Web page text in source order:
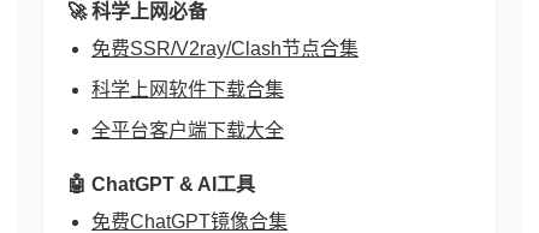
🚀 科学上网必备
免费SSR/V2ray/Clash节点合集
科学上网软件下载合集
全平台客户端下载大全
🤖 ChatGPT & AI工具
免费ChatGPT镜像合集